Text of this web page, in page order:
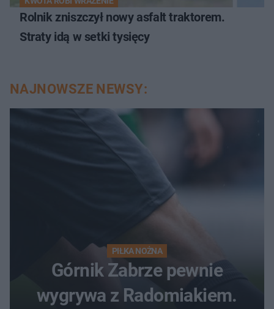
Rolnik zniszczył nowy asfalt traktorem.
Straty idą w setki tysięcy
NAJNOWSZE NEWSY:
PIŁKA NOŻNA
Górnik Zabrze pewnie
wygrywa z Radomiakiem.